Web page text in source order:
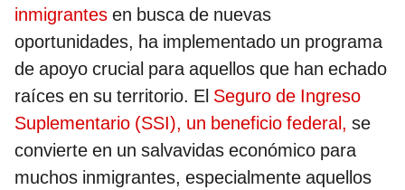
inmigrantes en busca de nuevas
oportunidades, ha implementado un programa
de apoyo crucial para aquellos que han echado
raíces en su territorio. El Seguro de Ingreso
Suplementario (SSI), un beneficio federal, se
convierte en un salvavidas económico para
muchos inmigrantes, especialmente aquellos